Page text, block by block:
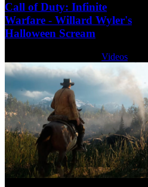
Call of Duty: Infinite
Warfare - Willard Wyler's
Halloween Scream
Videos